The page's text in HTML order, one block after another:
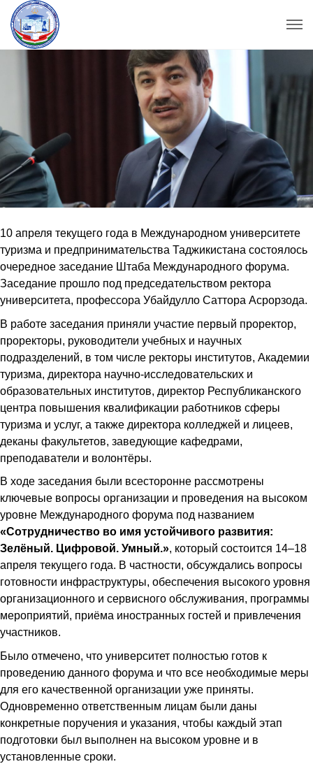
10 апреля текущего года в Международном университете
туризма и предпринимательства Таджикистана состоялось
очередное заседание Штаба Международного форума.
Заседание прошло под председательством ректора
университета, профессора Убайдулло Саттора Асрорзода.
В работе заседания приняли участие первый проректор,
проректоры, руководители учебных и научных
подразделений, в том числе ректоры институтов, Академии
туризма, директора научно-исследовательских и
образовательных институтов, директор Республиканского
центра повышения квалификации работников сферы
туризма и услуг, а также директора колледжей и лицеев,
деканы факультетов, заведующие кафедрами,
преподаватели и волонтёры.
В ходе заседания были всесторонне рассмотрены
ключевые вопросы организации и проведения на высоком
уровне Международного форума под названием
«Сотрудничество во имя устойчивого развития:
Зелёный. Цифровой. Умный.», который состоится 14–18
апреля текущего года. В частности, обсуждались вопросы
готовности инфраструктуры, обеспечения высокого уровня
организационного и сервисного обслуживания, программы
мероприятий, приёма иностранных гостей и привлечения
участников.
Было отмечено, что университет полностью готов к
проведению данного форума и что все необходимые меры
для его качественной организации уже приняты.
Одновременно ответственным лицам были даны
конкретные поручения и указания, чтобы каждый этап
подготовки был выполнен на высоком уровне и в
установленные сроки.